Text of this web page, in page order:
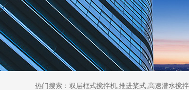
热门搜索：双层框式搅拌机,推进桨式,高速潜水搅